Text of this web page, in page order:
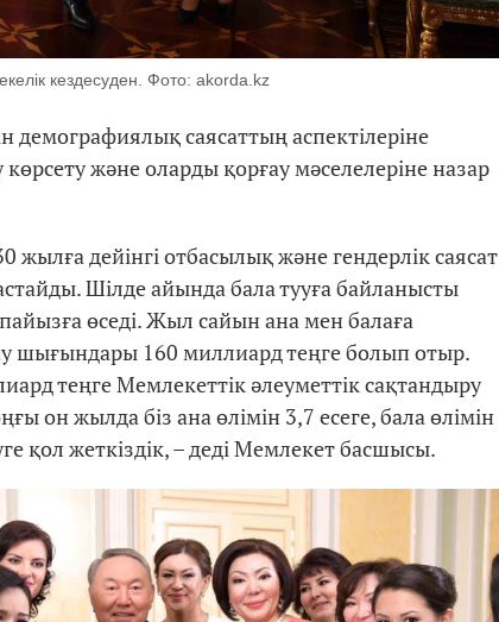
кездесуден. Фото: akorda.kz
демографиялық саясаттың аспектілеріне
және оларды қорғау мәселелеріне назар
дейінгі отбасылық және гендерлік саясат
Шілде айында бала тууға байланысты
өседі. Жыл сайын ана мен балаға
шығындары 160 миллиард теңге болып отыр.
теңге Мемлекеттік әлеуметтік сақтандыру
он жылда біз ана өлімін 3,7 есеге, бала өлімін
қол жеткіздік, – деді Мемлекет басшысы.